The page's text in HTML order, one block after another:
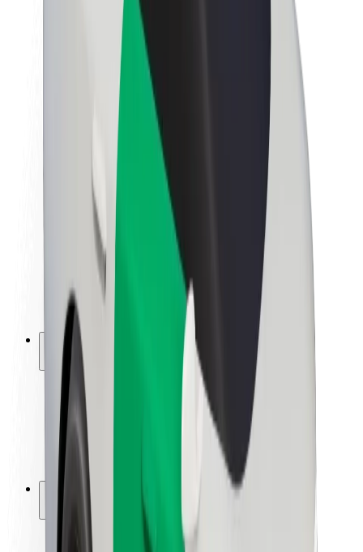
Bærekraft hos Bolt
Prosjekt Zero
Nyhetsrom
Retningslinjer for varemerke
Oppdrag
Investorrelasjoner
Ledelse
Merkevare
Media
Urban Fund
Sikkerhet
Sikkerhet for passasjer
Sjåførsikkerhet
Sikkerhet for sparkesykler
Sikkerhetslab
Byer
Steder